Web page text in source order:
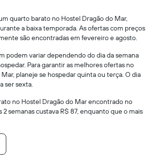
quarto barato no Hostel Dragão do Mar,
a baixa temporada. As ofertas com preços
são encontradas em fevereiro e agosto.
podem variar dependendo do dia da semana
Para garantir as melhores ofertas no
planeje se hospedar quinta ou terça. O dia
ser sexta.
no Hostel Dragão do Mar encontrado no
2 semanas custava R$ 87, enquanto que o mais